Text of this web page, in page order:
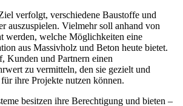
verfolgt, verschiedene Baustoffe und
auszuspielen. Vielmehr soll anhand von
werden, welche Möglichkeiten eine
aus Massivholz und Beton heute bietet.
Kunden und Partnern einen
zu vermitteln, den sie gezielt und
ihre Projekte nutzen können.
besitzen ihre Berechtigung und bieten –